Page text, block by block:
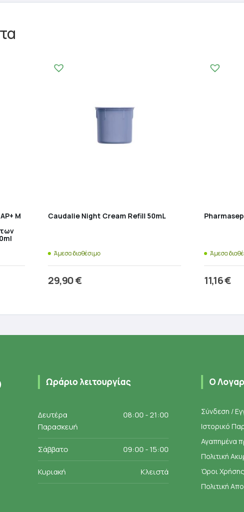
M Caudalie Night Cream Refill 50mL
Άμεσα διαθέσιμο
29,90€
Άμεσα
11,16€
Ωράριο λειτουργίας
Δευτέρα
Παρασκευή
08:00 - 21:00
Σάββατο 09:00 - 15:00
Κυριακή Κλειστά
Ο
Σύνδεση /
Ιστορικό
Αγαπημένα
Πολιτική
Όροι Χρήσης
Πολιτική